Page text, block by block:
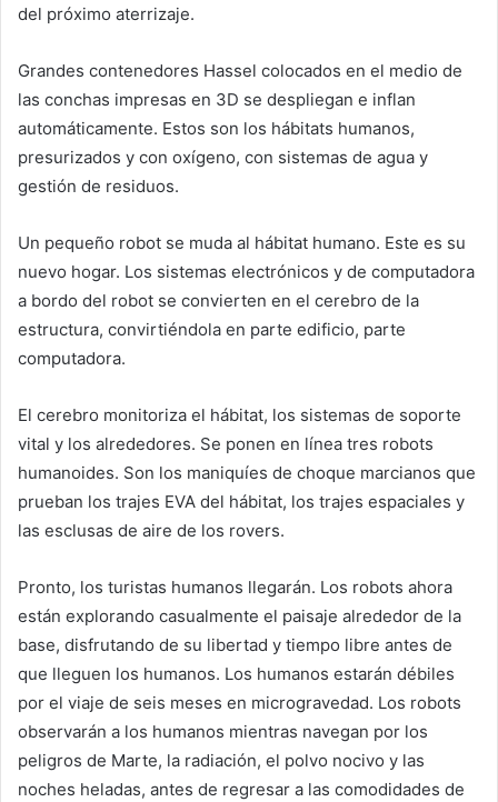
del próximo aterrizaje.
Grandes contenedores Hassel colocados en el medio de
las conchas impresas en 3D se despliegan e inflan
automáticamente. Estos son los hábitats humanos,
presurizados y con oxígeno, con sistemas de agua y
gestión de residuos.
Un pequeño robot se muda al hábitat humano. Este es su
nuevo hogar. Los sistemas electrónicos y de computadora
a bordo del robot se convierten en el cerebro de la
estructura, convirtiéndola en parte edificio, parte
computadora.
El cerebro monitoriza el hábitat, los sistemas de soporte
vital y los alrededores. Se ponen en línea tres robots
humanoides. Son los maniquíes de choque marcianos que
prueban los trajes EVA del hábitat, los trajes espaciales y
las esclusas de aire de los rovers.
Pronto, los turistas humanos llegarán. Los robots ahora
están explorando casualmente el paisaje alrededor de la
base, disfrutando de su libertad y tiempo libre antes de
que lleguen los humanos. Los humanos estarán débiles
por el viaje de seis meses en microgravedad. Los robots
observarán a los humanos mientras navegan por los
peligros de Marte, la radiación, el polvo nocivo y las
noches heladas, antes de regresar a las comodidades de